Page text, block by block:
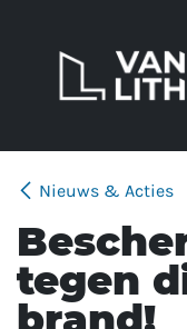
Nieuws & Acties
tegen
brand!